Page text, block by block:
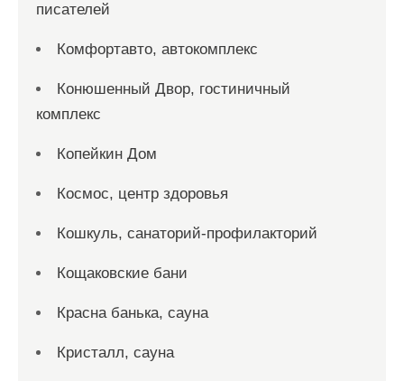
писателей
Комфортавто, автокомплекс
Конюшенный Двор, гостиничный
комплекс
Копейкин Дом
Космос, центр здоровья
Кошкуль, санаторий-профилакторий
Кощаковские бани
Красна банька, сауна
Кристалл, сауна